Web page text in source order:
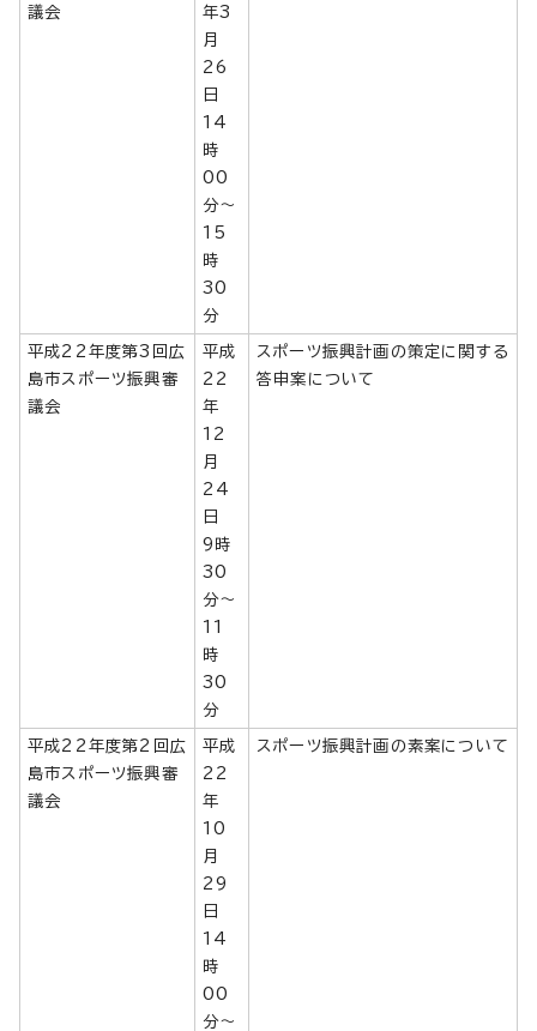
議会
年3
月
26
日
14
時
00
分～
15
時
30
分
平成22年度第3回広
島市スポーツ振興審
議会
平成
22
年
12
月
24
日
9時
30
分～
11
時
30
分
スポーツ振興計画の策定に関する
答申案について
平成22年度第2回広
島市スポーツ振興審
議会
平成
22
年
10
月
29
日
14
時
00
分～
スポーツ振興計画の素案について